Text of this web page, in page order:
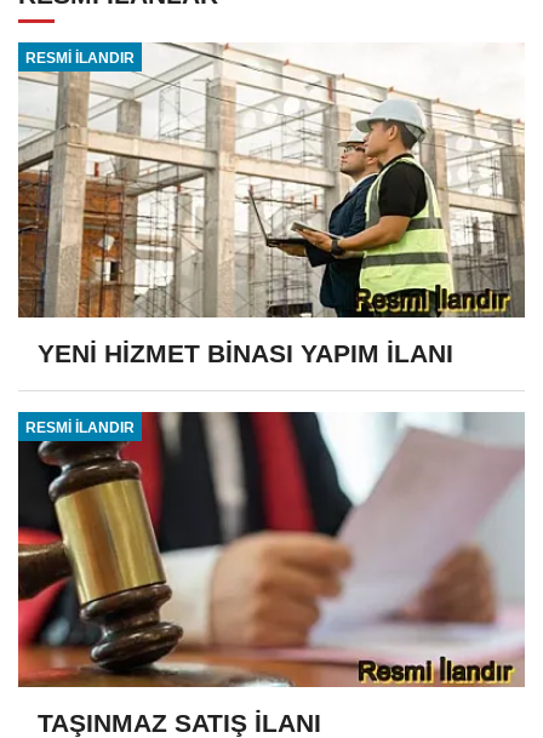
RESMİ İLANDIR
YENİ HİZMET BİNASI YAPIM İLANI
RESMİ İLANDIR
TAŞINMAZ SATIŞ İLANI